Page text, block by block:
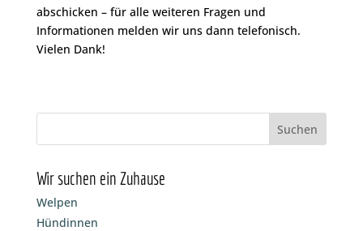
abschicken – für alle weiteren Fragen und
Informationen melden wir uns dann telefonisch.
Vielen Dank!
Wir suchen ein Zuhause
Welpen
Hündinnen